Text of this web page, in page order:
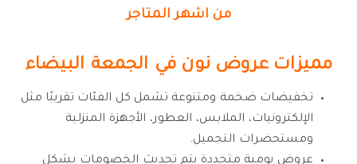
من اشهر المتاجر
مميزات عروض نون في الجمعة البيضاء
تخفيضات ضخمة ومتنوعة تشمل كل الفئات تقريبًا مثل
الإلكترونيات، الملابس، العطور، الأجهزة المنزلية
ومستحضرات التجميل.
عروض يومية متجددة يتم تحديث الخصومات بشكل